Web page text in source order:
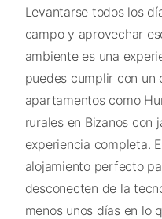
Levantarse todos los
campo y aprovechar
ambiente es una
puedes cumplir con un
apartamentos como
rurales en Bizanos con
experiencia completa.
alojamiento perfecto
desconecten de la
menos unos días en lo